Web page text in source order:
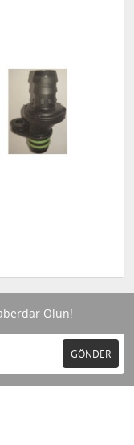
Olun!
GÖNDER